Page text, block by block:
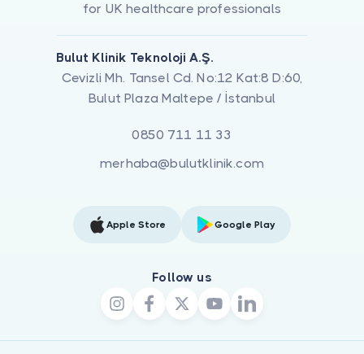
for UK healthcare professionals
Bulut Klinik Teknoloji A.Ş.
Cevizli Mh. Tansel Cd. No:12 Kat:8 D:60,
Bulut Plaza Maltepe / İstanbul
0850 711 11 33
merhaba@bulutklinik.com
Apple Store Google Play
Follow us